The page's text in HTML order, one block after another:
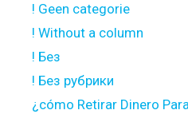
! Geen categorie
! Without a column
! Без
! Без рубрики
¿cómo Retirar Dinero